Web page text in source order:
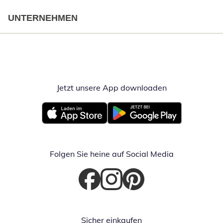
UNTERNEHMEN
Jetzt unsere App downloadenÖffnet in
Öffnet in neuem FensterÖffnet in neuem Fenster
Folgen Sie heine auf Social Media
Öffnet in neuem Fenster
Öffnet in neuem Fenster
Öffnet in neuem Fenster
Sicher einkaufen